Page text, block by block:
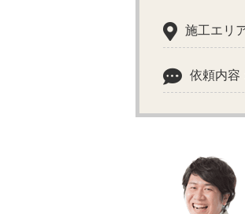
施工エリ
依頼内容